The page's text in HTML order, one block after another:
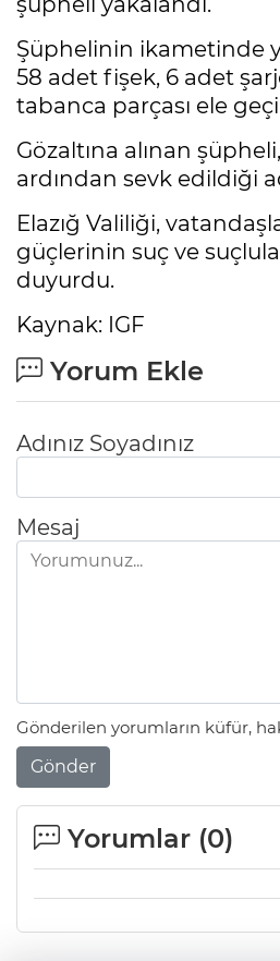
Şüphelinin ikametinde
58 adet fişek, 6 adet
tabanca parçası ele
Gözaltına alınan
ardından sevk edildiği
Elazığ Valiliği,
güçlerinin suç ve
duyurdu.
Kaynak: IGF
Yorum Ekle
Adınız Soyadınız
Mesaj
Gönderilen yorumların küfür,
Gönder
Yorumlar (0)